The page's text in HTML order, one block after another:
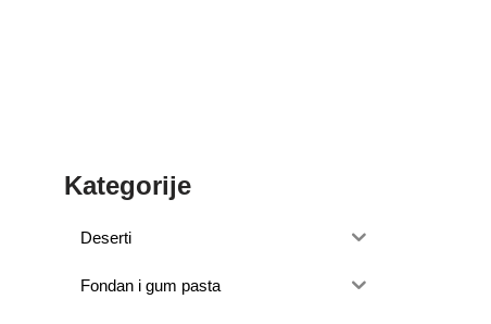
Kategorije
Deserti
Fondan i gum pasta